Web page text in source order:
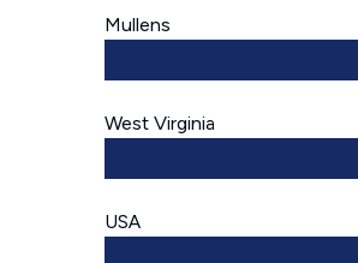
Mullens
West Virginia
USA